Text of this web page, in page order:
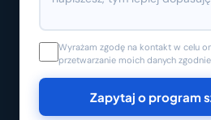
Wyrażam zgodę na kontakt w celu
przetwarzanie moich danych
Zapytaj o program